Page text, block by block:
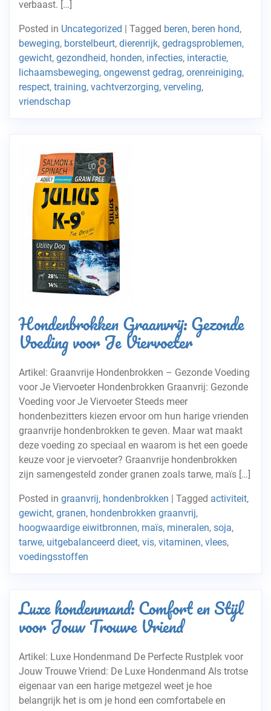
verbaast. […]
Posted in Uncategorized | Tagged beren, beren hond,
beweging, borstelbeurt, dierenrijk, gedragsproblemen,
gewicht, gezondheid, honden, infecties, interactie,
lichaamsbeweging, ongewenst gedrag, orenreiniging,
respect, training, vachtverzorging, verveling,
vriendschap
Hondenbrokken Graanvrij: Gezonde
Voeding voor Je Viervoeter
Artikel: Graanvrije Hondenbrokken – Gezonde Voeding
voor Je Viervoeter Hondenbrokken Graanvrij: Gezonde
Voeding voor Je Viervoeter Steeds meer
hondenbezitters kiezen ervoor om hun harige vrienden
graanvrije hondenbrokken te geven. Maar wat maakt
deze voeding zo speciaal en waarom is het een goede
keuze voor je viervoeter? Graanvrije hondenbrokken
zijn samengesteld zonder granen zoals tarwe, maïs […]
Posted in graanvrij, hondenbrokken | Tagged activiteit,
gewicht, granen, hondenbrokken graanvrij,
hoogwaardige eiwitbronnen, maïs, mineralen, soja,
tarwe, uitgebalanceerd dieet, vis, vitaminen, vlees,
voedingsstoffen
Luxe hondenmand: Comfort en Stijl
voor Jouw Trouwe Vriend
Artikel: Luxe Hondenmand De Perfecte Rustplek voor
Jouw Trouwe Vriend: De Luxe Hondenmand Als trotse
eigenaar van een harige metgezel weet je hoe
belangrijk het is om je hond een comfortabele en